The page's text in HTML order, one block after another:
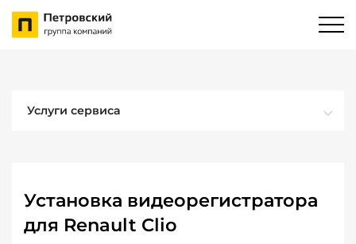
Услуги сервиса
Установка видеорегистратора
для Renault Clio